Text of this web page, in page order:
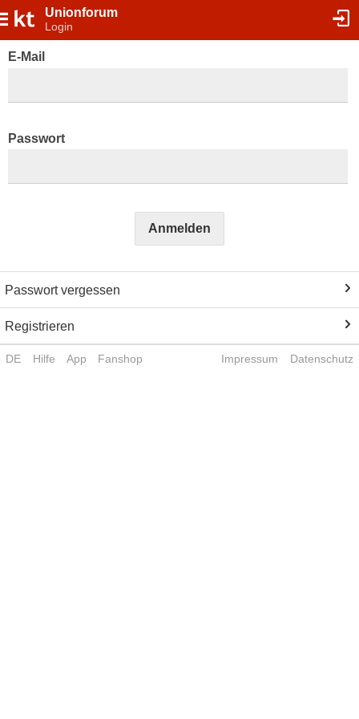
Unionforum
Login
E-Mail
Passwort
Anmelden
Passwort vergessen
Registrieren
DE Hilfe App Fanshop Impressum Datenschutz